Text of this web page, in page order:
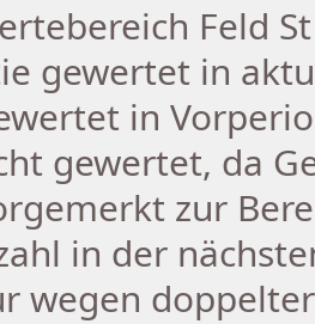
Feld
gewertet in
in
gewertet, da
zur
in der
wegen